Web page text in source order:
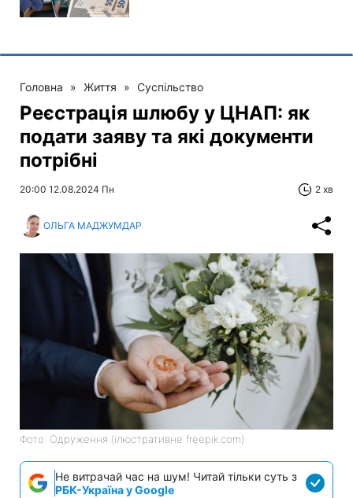
Головна » Життя » Суспільство
Реєстрація шлюбу у ЦНАП: як
подати заяву та які документи
потрібні
20:00 12.08.2024 Пн 2 хв
ОЛЬГА МАДЖУМДАР
Фото: Одруження (ілюстративне freepik.com)
Не витрачай час на шум! Читай тільки суть з
РБК-Україна у Google